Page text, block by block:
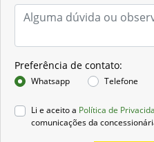
Preferência de contato:
Whatsapp Telefone
Li e aceito a Política de
comunicações da